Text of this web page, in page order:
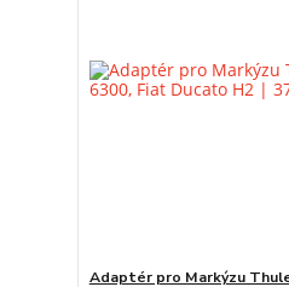
Adaptér pro Markýzu